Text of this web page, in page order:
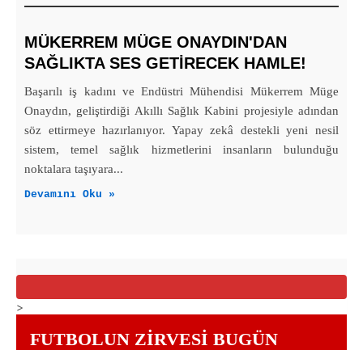
MÜKERREM MÜGE ONAYDIN'DAN
SAĞLIKTA SES GETİRECEK HAMLE!
Başarılı iş kadını ve Endüstri Mühendisi Mükerrem Müge
Onaydın, geliştirdiği Akıllı Sağlık Kabini projesiyle adından
söz ettirmeye hazırlanıyor. Yapay zekâ destekli yeni nesil
sistem, temel sağlık hizmetlerini insanların bulunduğu
noktalara taşıyara...
Devamını Oku »
>
FUTBOLUN ZIRVESI BUGÜN